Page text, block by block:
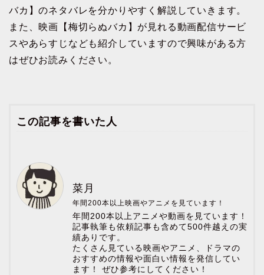
バカ】のネタバレを分かりやすく解説していきます。
また、映画【梅切らぬバカ】が見れる動画配信サービ
スやあらすじなども紹介していますので興味がある方
はぜひお読みください。
この記事を書いた人
菜月
年間200本以上映画やアニメを見ています！
年間200本以上アニメや動画を見ています！
記事執筆も依頼記事も含めて500件越えの実
績ありです。
たくさん見ている映画やアニメ、ドラマの
おすすめの情報や面白い情報を発信してい
ます！ ぜひ参考にしてください！